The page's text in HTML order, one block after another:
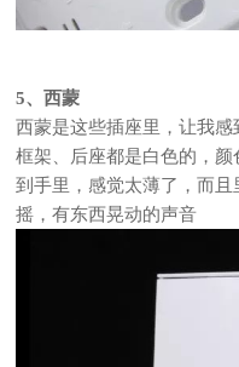
5、西蒙
西蒙是这些插座里，让我
框架、后座都是白色的，
到手里，感觉太薄了，而
摇，有东西晃动的声音